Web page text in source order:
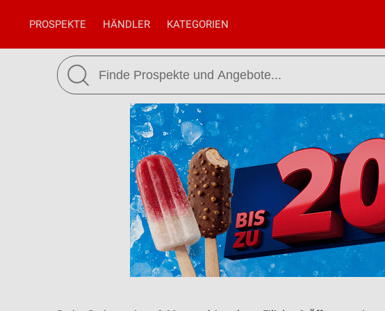
PROSPEKTE HÄNDLER KATEGORIEN